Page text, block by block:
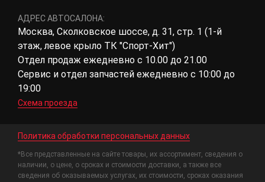
АДРЕС АВТОСАЛОНА:
Москва, Сколковское шоссе, д. 31, стр. 1 (1-й
этаж, левое крыло ТК "Спорт-Хит")
Отдел продаж ежедневно с 10.00 до 21.00
Сервис и отдел запчастей ежедневно с 10:00 до
19:00
Схема проезда
Политика обработки персональных данных
*Все представленные на сайте товары, их ассортимент, сведения о
наличии, о цене, о сроках и стоимости доставки, а также все
сведения об оказываемых услугах, их стоимости, сроках оказания